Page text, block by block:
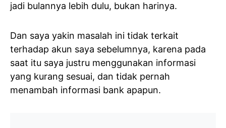
jadi bulannya lebih dulu, bukan harinya.
Dan saya yakin masalah ini tidak terkait
terhadap akun saya sebelumnya, karena pada
saat itu saya justru menggunakan informasi
yang kurang sesuai, dan tidak pernah
menambah informasi bank apapun.